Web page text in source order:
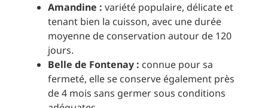
Amandine : variété populaire, délicate et
tenant bien la cuisson, avec une durée
moyenne de conservation autour de 120
jours.
Belle de Fontenay : connue pour sa
fermeté, elle se conserve également près
de 4 mois sans germer sous conditions